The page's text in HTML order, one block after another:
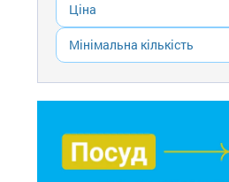
Ціна
Мінімальна кількість